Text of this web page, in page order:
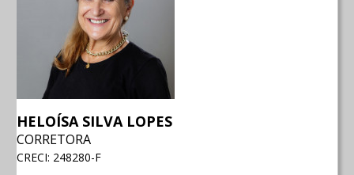
HELOÍSA SILVA LOPES
CORRETORA
CRECI: 248280-F